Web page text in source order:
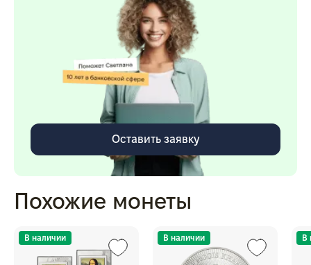
Оставить заявку
Похожие монеты
В наличии В наличии В